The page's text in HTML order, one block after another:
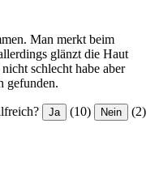
Man merkt beim
glänzt die Haut
schlecht habe aber
gefunden.
Ja (10) Nein (2)